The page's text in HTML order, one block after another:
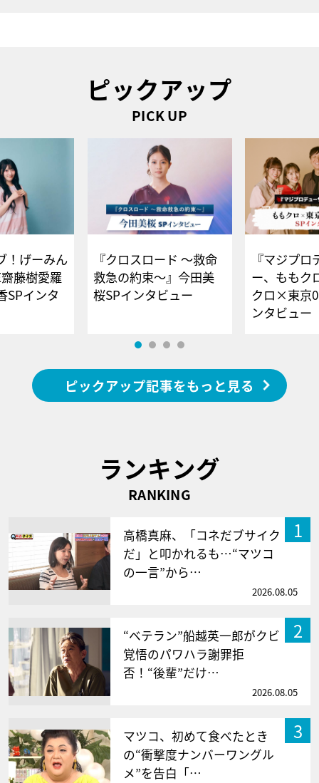
ピックアップ
PICK UP
！げーみん
藤樹愛羅
SPインタ
『クロスロード ～救命
救急の約束～』今田美
桜SPインタビュー
『マジプロ
ー、ももク
クロ×東京
ンタビュー
ピックアップ記事をもっと見る
ランキング
RANKING
1
高橋真麻、「コネだブサイク
だ」と叩かれるも…“マツコ
の一言”から…
2026.08.05
2
“ベテラン”船越英一郎がクビ
覚悟のパワハラ謝罪拒
否！“後輩”だけ…
2026.08.05
3
マツコ、初めて食べたとき
の“衝撃度ナンバーワングル
メ”を告白「…